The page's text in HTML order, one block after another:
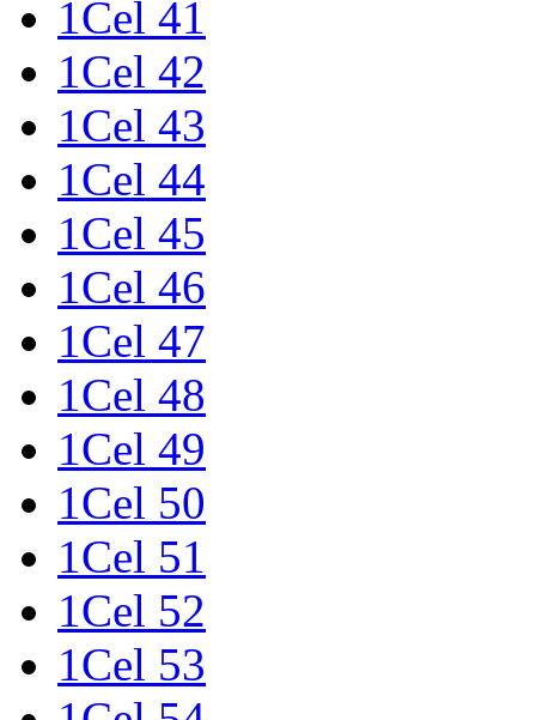
1Cel 41
1Cel 42
1Cel 43
1Cel 44
1Cel 45
1Cel 46
1Cel 47
1Cel 48
1Cel 49
1Cel 50
1Cel 51
1Cel 52
1Cel 53